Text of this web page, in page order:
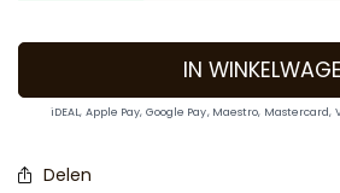
IN
iDEAL, Apple Pay, Google Pay, Maestro,
Delen